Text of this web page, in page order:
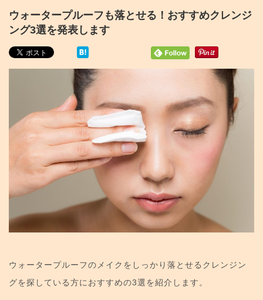
a
ウォータープルーフも落とせる！おすすめクレンジ
ング3選を発表します
ウォータープルーフのメイクをしっかり落とせるクレンジン
グを探している方におすすめの3選を紹介します。